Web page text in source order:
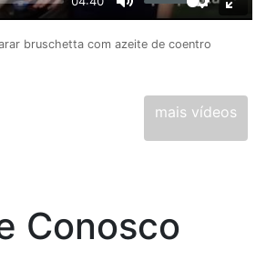
Mute Settings
bruschetta com azeite de coentro
mais vídeos
Conosco